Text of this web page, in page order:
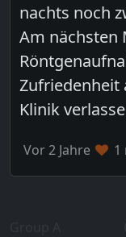
nachts noch
Am nächsten
Zufriedenheit
Klinik
Vor 2 Jahre 1